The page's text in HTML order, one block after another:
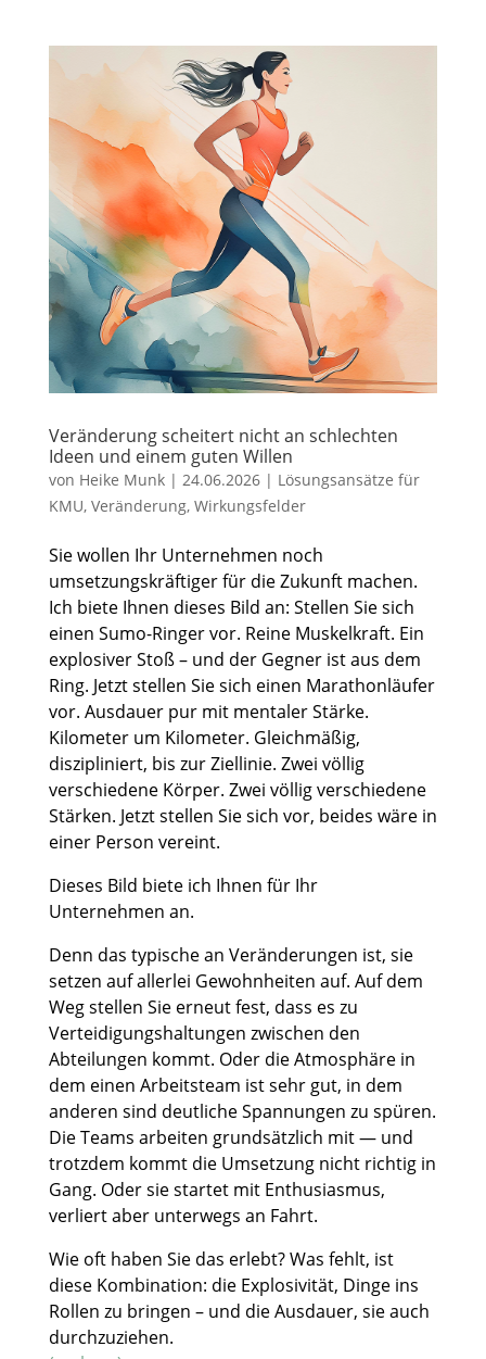
Veränderung scheitert nicht an schlechten
Ideen und einem guten Willen
von Heike Munk| 24.06.2026| Lösungsansätze für
KMU, Veränderung, Wirkungsfelder
Sie wollen Ihr Unternehmen noch
umsetzungskräftiger für die Zukunft machen.
Ich biete Ihnen dieses Bild an: Stellen Sie sich
einen Sumo-Ringer vor. Reine Muskelkraft. Ein
explosiver Stoß – und der Gegner ist aus dem
Ring. Jetzt stellen Sie sich einen Marathonläufer
vor. Ausdauer pur mit mentaler Stärke.
Kilometer um Kilometer. Gleichmäßig,
diszipliniert, bis zur Ziellinie. Zwei völlig
verschiedene Körper. Zwei völlig verschiedene
Stärken. Jetzt stellen Sie sich vor, beides wäre in
einer Person vereint.
Dieses Bild biete ich Ihnen für Ihr
Unternehmen an.
Denn das typische an Veränderungen ist, sie
setzen auf allerlei Gewohnheiten auf. Auf dem
Weg stellen Sie erneut fest, dass es zu
Verteidigungshaltungen zwischen den
Abteilungen kommt. Oder die Atmosphäre in
dem einen Arbeitsteam ist sehr gut, in dem
anderen sind deutliche Spannungen zu spüren.
Die Teams arbeiten grundsätzlich mit — und
trotzdem kommt die Umsetzung nicht richtig in
Gang. Oder sie startet mit Enthusiasmus,
verliert aber unterwegs an Fahrt.
Wie oft haben Sie das erlebt? Was fehlt, ist
diese Kombination: die Explosivität, Dinge ins
Rollen zu bringen – und die Ausdauer, sie auch
durchzuziehen.